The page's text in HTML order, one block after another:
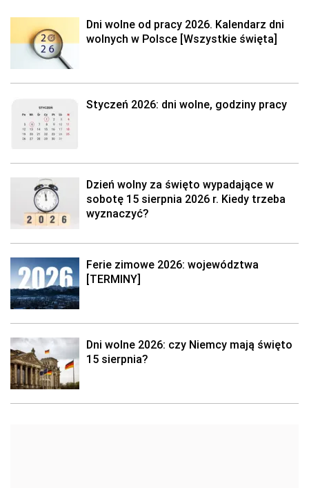
Dni wolne od pracy 2026. Kalendarz dni
wolnych w Polsce [Wszystkie święta]
Styczeń 2026: dni wolne, godziny pracy
Dzień wolny za święto wypadające w
sobotę 15 sierpnia 2026 r. Kiedy trzeba
wyznaczyć?
Ferie zimowe 2026: województwa
[TERMINY]
Dni wolne 2026: czy Niemcy mają święto
15 sierpnia?